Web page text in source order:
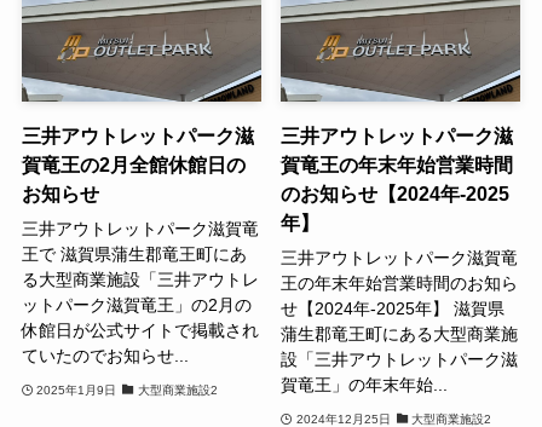
三井アウトレットパーク滋
賀竜王の2月全館休館日の
お知らせ
三井アウトレットパーク滋賀竜
王で 滋賀県蒲生郡竜王町にあ
る大型商業施設「三井アウトレ
ットパーク滋賀竜王」の2月の
休館日が公式サイトで掲載され
ていたのでお知らせ...
2025年1月9日 大型商業施設2
三井アウトレットパーク滋
賀竜王の年末年始営業時間
のお知らせ【2024年-2025
年】
三井アウトレットパーク滋賀竜
王の年末年始営業時間のお知ら
せ【2024年-2025年】 滋賀県
蒲生郡竜王町にある大型商業施
設「三井アウトレットパーク滋
賀竜王」の年末年始...
2024年12月25日 大型商業施設2